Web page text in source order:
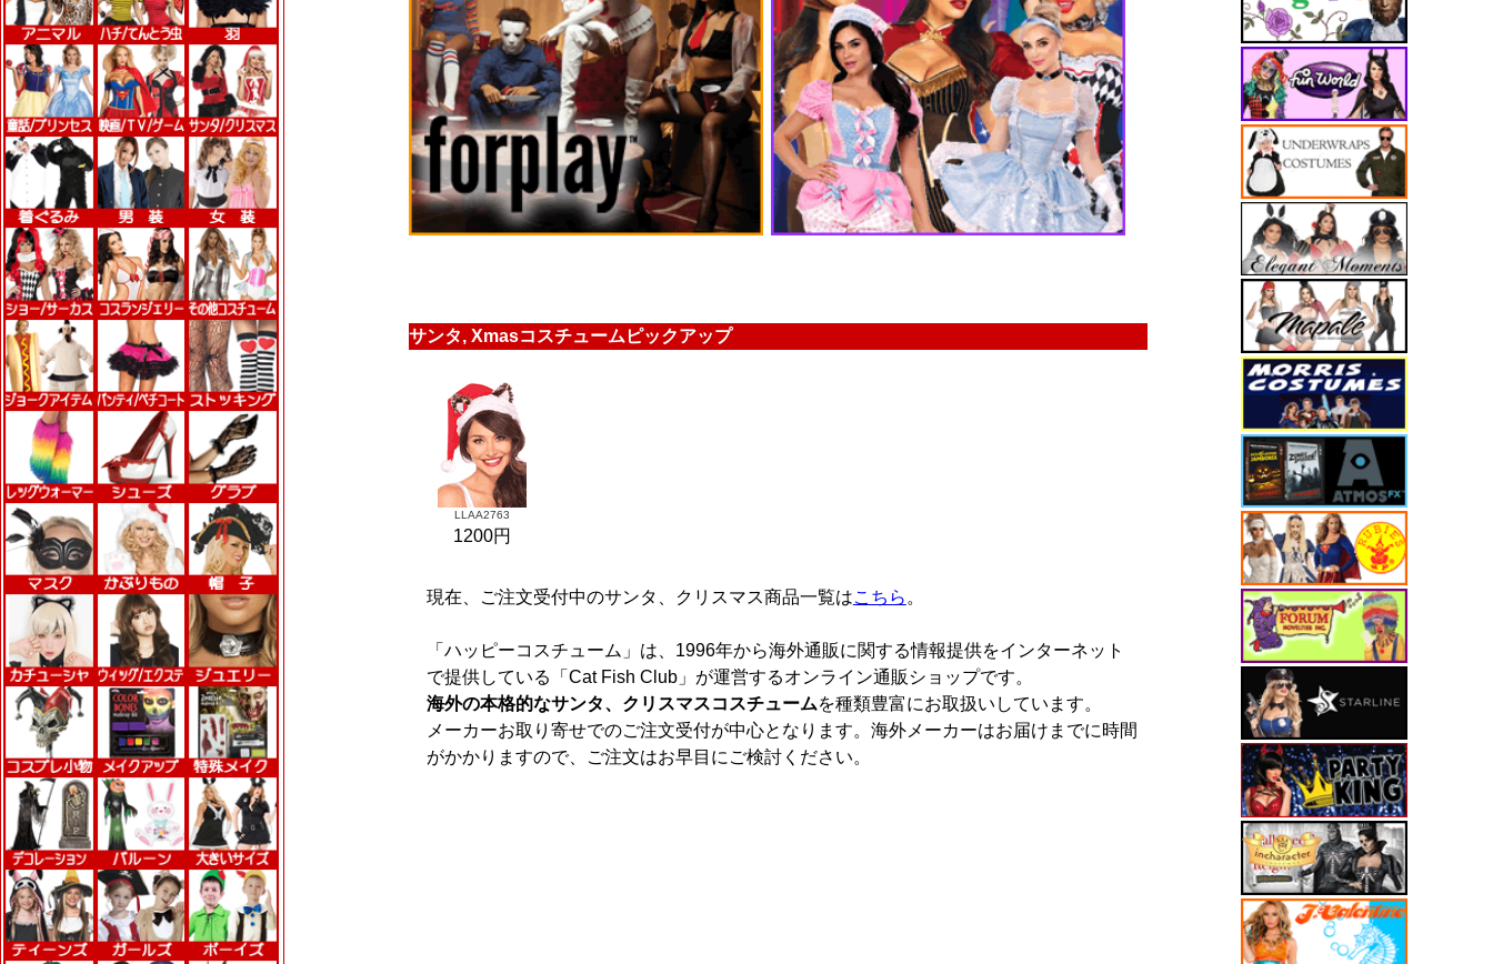
サンタ, Xmasコスチュームピックアップ
LLAA2763
1200円
現在、ご注文受付中のサンタ、クリスマス商品一覧はこちら 。
「ハッピーコスチューム」は、1996年から海外通販に関する情報提供をインターネット
で提供している「Cat Fish Club」が運営するオンライン通販ショップです。
海外の本格的なサンタ、クリスマスコスチュームを種類豊富にお取扱いしています。
メーカーお取り寄せでのご注文受付が中心となります。海外メーカーはお届けまでに時間
がかかりますので、ご注文はお早目にご検討ください。